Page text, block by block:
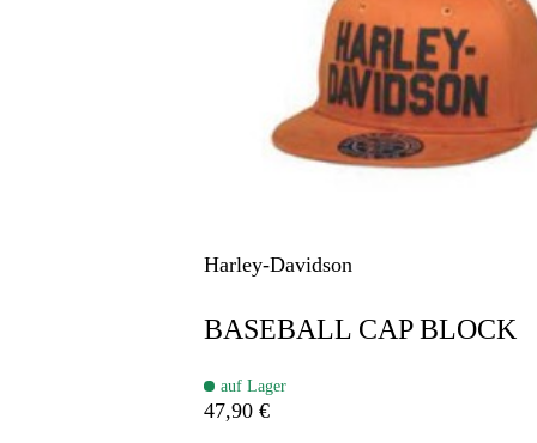
Harley-Davidson
BASEBALL CAP BLOCK
auf Lager
47,90 €